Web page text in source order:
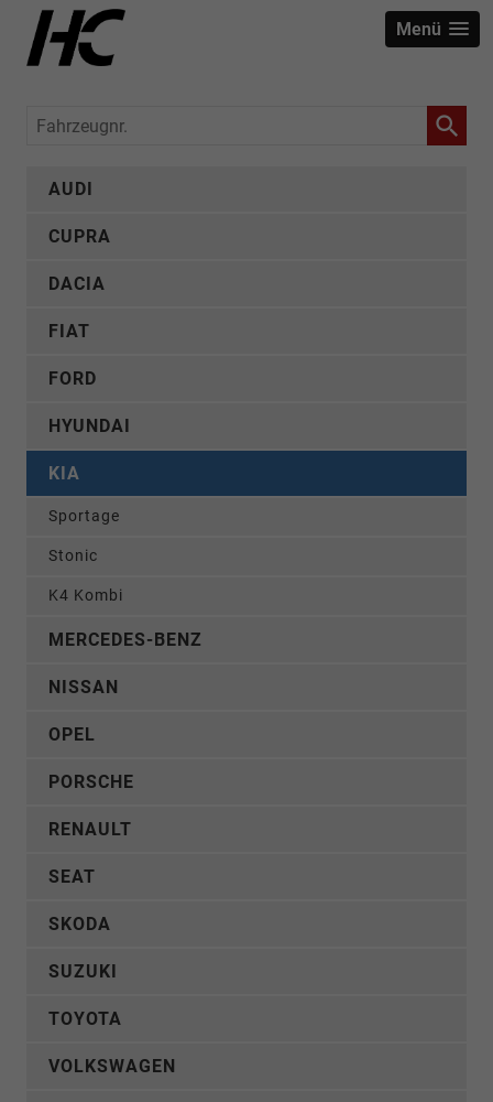
Menü
Fahrzeugnr.
AUDI
CUPRA
DACIA
FIAT
FORD
HYUNDAI
KIA
Sportage
Stonic
K4 Kombi
MERCEDES-BENZ
NISSAN
OPEL
PORSCHE
RENAULT
SEAT
SKODA
SUZUKI
TOYOTA
VOLKSWAGEN